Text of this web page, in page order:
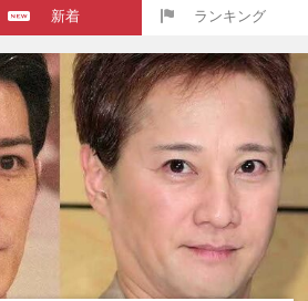
新着 ランキング